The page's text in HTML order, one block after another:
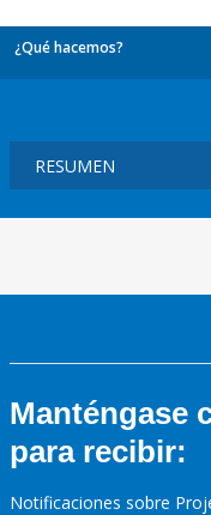
¿Qué hacemos?
Manténgase
para recibir:
Notificaciones sobre